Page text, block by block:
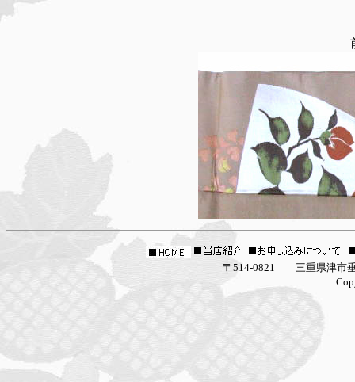
〒514-0821 三重県津市垂水2927-16 la
Copyright (C) 2005 la galleria